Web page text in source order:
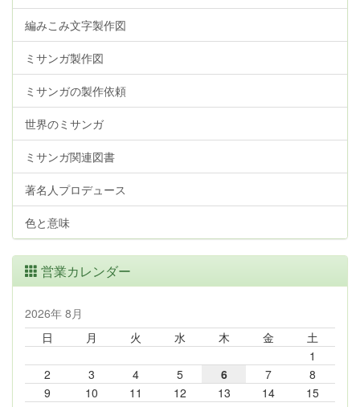
編みこみ文字製作図
ミサンガ製作図
ミサンガの製作依頼
世界のミサンガ
ミサンガ関連図書
著名人プロデュース
色と意味
営業カレンダー
2026年 8月
日
月 火 水 木 金
土
1
2
3 4 5 6 7
8
9
10 11 12 13 14
15